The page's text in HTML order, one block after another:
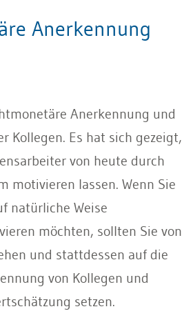
Anerkennung
Anerkennung und
Kollegen. Es hat sich gezeigt,
von heute durch
motivieren lassen. Wenn Sie
natürliche Weise
möchten, sollten Sie von
und stattdessen auf die
von Kollegen und
setzen.